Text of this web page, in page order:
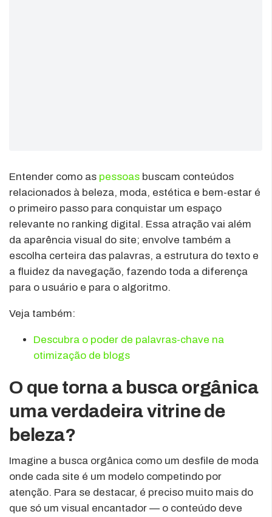
Entender como as pessoas buscam conteúdos
relacionados à beleza, moda, estética e bem-estar é
o primeiro passo para conquistar um espaço
relevante no ranking digital. Essa atração vai além
da aparência visual do site; envolve também a
escolha certeira das palavras, a estrutura do texto e
a fluidez da navegação, fazendo toda a diferença
para o usuário e para o algoritmo.
Veja também:
Descubra o poder de palavras-chave na
otimização de blogs
O que torna a busca orgânica
uma verdadeira vitrine de
beleza?
Imagine a busca orgânica como um desfile de moda
onde cada site é um modelo competindo por
atenção. Para se destacar, é preciso muito mais do
que só um visual encantador — o conteúdo deve